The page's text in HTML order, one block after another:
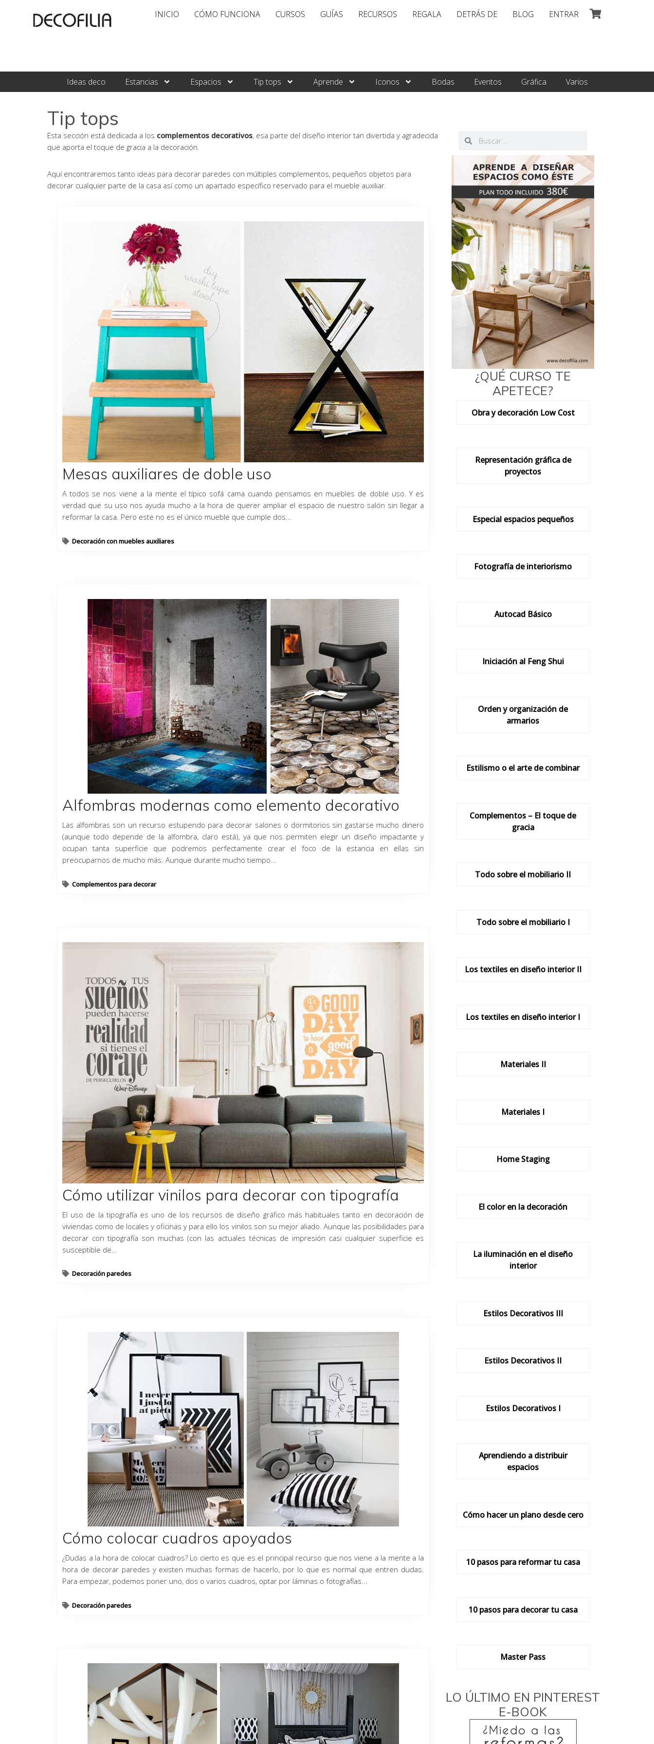
INICIO CÓMO FUNCIONA CURSOS GUÍAS RECURSOS REGALA DETRÁS DE BLOG ENTRAR
Ideas deco Estancias Espacios Tip tops Aprende Iconos Bodas Eventos Gráfica Varios
Tip tops
Esta sección está dedicada a los complementos decorativos, esa parte del diseño interior tan divertida y agradecida
que aporta el toque de gracia a la decoración.
Aquí encontraremos tanto ideas para decorar paredes con múltiples complementos, pequeños objetos para
decorar cualquier parte de la casa así como un apartado específico reservado para el mueble auxiliar.
Mesas auxiliares de doble uso
A todos se nos viene a la mente el típico sofá cama cuando pensamos en muebles de doble uso. Y es
verdad que su uso nos ayuda mucho a la hora de querer ampliar el espacio de nuestro salón sin llegar a
reformar la casa. Pero este no es el único mueble que cumple dos...
Decoración con muebles auxiliares
Alfombras modernas como elemento decorativo
Las alfombras son un recurso estupendo para decorar salones o dormitorios sin gastarse mucho dinero
(aunque todo depende de la alfombra, claro está), ya que nos permiten elegir un diseño impactante y
ocupan tanta superficie que podremos perfectamente crear el foco de la estancia en ellas sin
preocuparnos de mucho más. Aunque durante mucho tiempo...
Complementos para decorar
Cómo utilizar vinilos para decorar con tipografía
El uso de la tipografía es uno de los recursos de diseño gráfico más habituales tanto en decoración de
viviendas como de locales y oficinas y para ello los vinilos son su mejor aliado. Aunque las posibilidades para
decorar con tipografía son muchas (con las actuales técnicas de impresión casi cualquier superficie es
susceptible de...
Decoración paredes
Cómo colocar cuadros apoyados
¿Dudas a la hora de colocar cuadros? Lo cierto es que es el principal recurso que nos viene a la mente a la
hora de decorar paredes y existen muchas formas de hacerlo, por lo que es normal que entren dudas.
Para empezar, podemos poner uno, dos o varios cuadros, optar por láminas o fotografías...
Decoración paredes
¿QUÉ CURSO TE
APETECE?
Obra y decoración Low Cost
Representación gráfica de
proyectos
Especial espacios pequeños
Fotografía de interiorismo
Autocad Básico
Iniciación al Feng Shui
Orden y organización de
armarios
Estilismo o el arte de combinar
Complementos – El toque de
gracia
Todo sobre el mobiliario II
Todo sobre el mobiliario I
Los textiles en diseño interior II
Los textiles en diseño interior I
Materiales II
Materiales I
Home Staging
El color en la decoración
La iluminación en el diseño
interior
Estilos Decorativos III
Estilos Decorativos II
Estilos Decorativos I
Aprendiendo a distribuir
espacios
Cómo hacer un plano desde cero
10 pasos para reformar tu casa
10 pasos para decorar tu casa
Master Pass
LO ÚLTIMO EN PINTEREST
E-BOOK